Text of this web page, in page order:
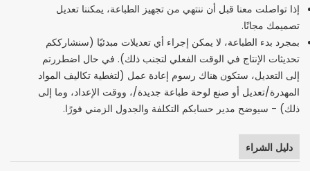
إذا تواصلت معنا قبل أن ننتهي من تجهيز الطباعة، يمكننا تعديل
تصميمك مجانًا.
بمجرد بدء الطباعة، لا يمكن إجراء أي تعديلات مبدئيًا (سنشارككم
تحديثات الإنتاج في الوقت الفعلي لتجنب ذلك). في حال اضطررتم
إلى التعديل، ستكون هناك رسوم إعادة عمل (لتغطية تكاليف المواد
المهدرة/تعديل أو صنع لوحة طباعة جديدة/، ووقت الإعداد، وما إلى
ذلك) - سيوضح مدير حسابكم التكلفة والجدول الزمني فورًا.
دليل الشراء